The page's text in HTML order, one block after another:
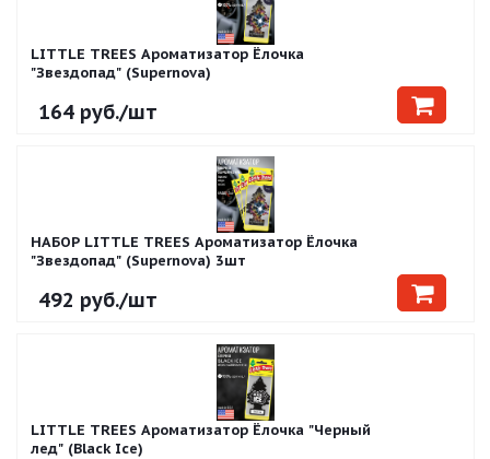
LITTLE TREES Ароматизатор Ёлочка
"Звездопад" (Supernova)
164 руб./шт
НАБОР LITTLE TREES Ароматизатор Ёлочка
"Звездопад" (Supernova) 3шт
492 руб./шт
LITTLE TREES Ароматизатор Ёлочка "Черный
лед" (Black Ice)